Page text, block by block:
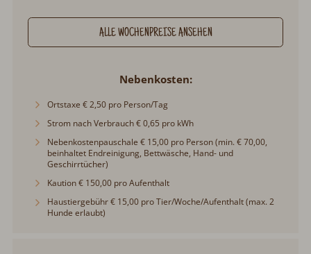
ALLE WOCHENPREISE ANSEHEN
Nebenkosten
Ortstaxe € 2,50 pro Person/Tag
Strom nach Verbrauch € 0,65 pro kWh
Nebenkostenpauschale € 15,00 pro Person (min. € 70,00,
beinhaltet Endreinigung, Bettwäsche, Hand- und
Geschirrtücher)
Kaution € 150,00 pro Aufenthalt
Haustiergebühr € 15,00 pro Tier/Woche/Aufenthalt (max. 2
Hunde erlaubt)